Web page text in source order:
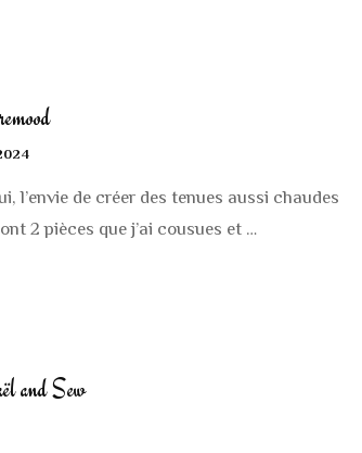
l’envie de créer des tenues aussi chaudes
2 pièces que j’ai cousues et …
and Sew